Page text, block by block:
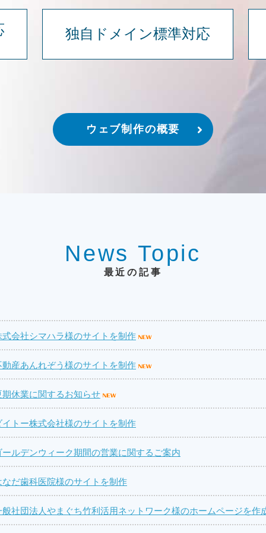
独自ドメイン標準対応
ウェブ制作の概要
News Topic
最近の記事
式会社シマハラ様のサイトを制作
動産あんれぞう様のサイトを制作
期休業に関するお知らせ
イトー株式会社様のサイトを制作
ールデンウィーク期間の営業に関するご案内
なだ歯科医院様のサイトを制作
般社団法人やまぐち竹利活用ネットワーク様のホームページを作